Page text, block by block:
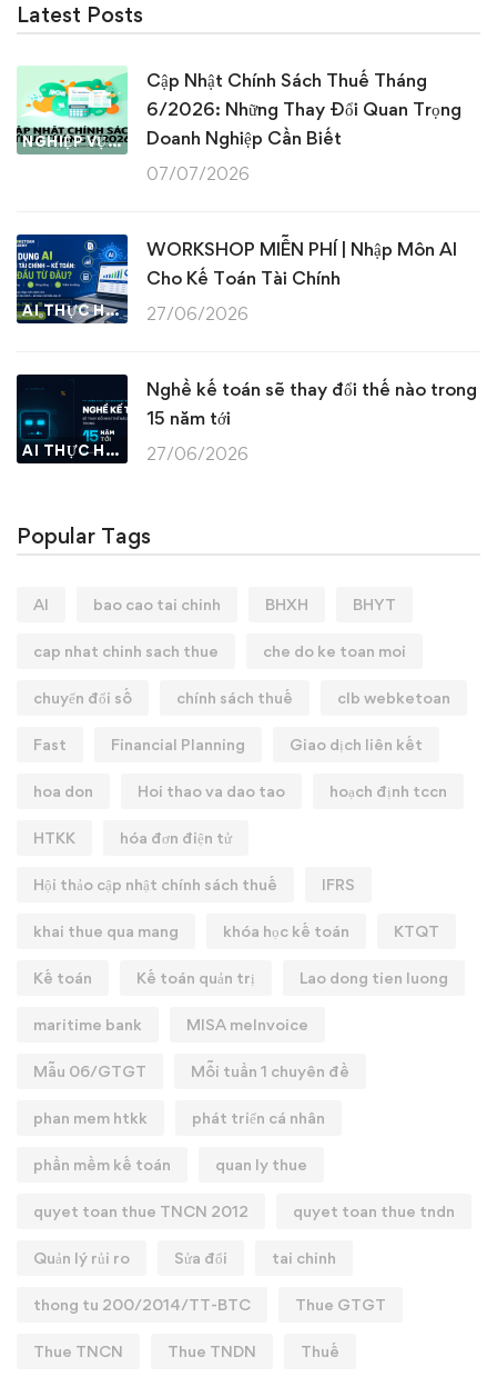
Latest Posts
NGHIỆP VỤ KẾ TOÁN & THUẾ
Cập Nhật Chính Sách Thuế Tháng
6/2026: Những Thay Đổi Quan Trọng
Doanh Nghiệp Cần Biết
07/07/2026
AI THỰC HÀNH
WORKSHOP MIỄN PHÍ | Nhập Môn AI
Cho Kế Toán Tài Chính
27/06/2026
AI THỰC HÀNH
Nghề kế toán sẽ thay đổi thế nào trong
15 năm tới
27/06/2026
Popular Tags
AI bao cao tai chinh BHXH BHYT
cap nhat chinh sach thue che do ke toan moi
chuyển đổi số chính sách thuế clb webketoan
Fast Financial Planning Giao dịch liên kết
hoa don Hoi thao va dao tao hoạch định tccn
HTKK hóa đơn điện tử
Hội thảo cập nhật chính sách thuế IFRS
khai thue qua mang khóa học kế toán KTQT
Kế toán Kế toán quản trị Lao dong tien luong
maritime bank MISA meInvoice
Mẫu 06/GTGT Mỗi tuần 1 chuyên đề
phan mem htkk phát triển cá nhân
phần mềm kế toán quan ly thue
quyet toan thue TNCN 2012 quyet toan thue tndn
Quản lý rủi ro Sửa đổi tai chinh
thong tu 200/2014/TT-BTC Thue GTGT
Thue TNCN Thue TNDN Thuế